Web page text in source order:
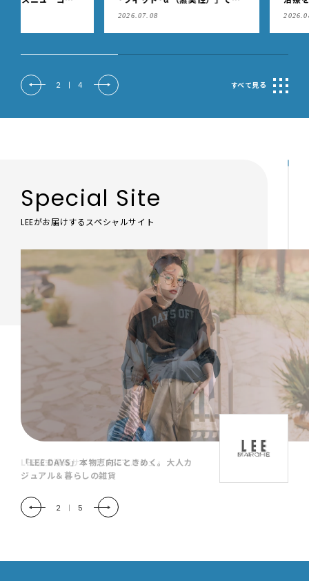
肩こりや足腰のダルさを出先で
2 | 4 すべて見る
Special Site
LEEがお届けするスペシャルサイト
「LEE DAYS」本物志向にときめく。大人カ
ジュアル＆暮らしの雑貨
2 | 5